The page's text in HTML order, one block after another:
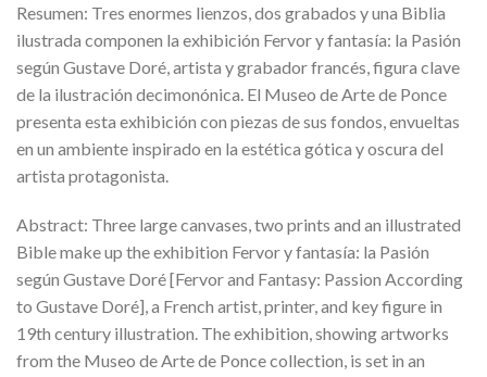
Resumen: Tres enormes lienzos, dos grabados y una Biblia
ilustrada componen la exhibición Fervor y fantasía: la Pasión
según Gustave Doré, artista y grabador francés, figura clave
de la ilustración decimonónica. El Museo de Arte de Ponce
presenta esta exhibición con piezas de sus fondos, envueltas
en un ambiente inspirado en la estética gótica y oscura del
artista protagonista.
Abstract: Three large canvases, two prints and an illustrated
Bible make up the exhibition Fervor y fantasía: la Pasión
según Gustave Doré [Fervor and Fantasy: Passion According
to Gustave Doré], a French artist, printer, and key figure in
19th century illustration. The exhibition, showing artworks
from the Museo de Arte de Ponce collection, is set in an